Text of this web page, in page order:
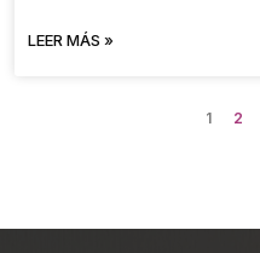
LEER MÁS »
1 2